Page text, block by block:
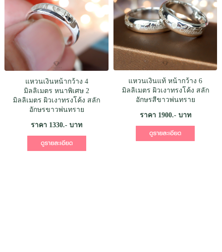
แหวนเงินหน้ากว้าง 4
มิลลิเมตร หนาพิเศษ 2
มิลลิเมตร ผิวเงาทรงโค้ง สลัก
อักษรขาวพ่นทราย
ราคา 1330.- บาท
แหวนเงินแท้ หน้ากว้าง 6
มิลลิเมตร ผิวเงาทรงโค้ง สลัก
อักษรสีขาวพ่นทราย
ราคา 1900.- บาท